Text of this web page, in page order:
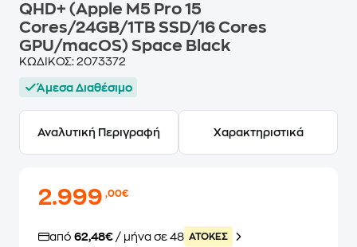
QHD+ (Apple M5 Pro 15
Cores/24GB/1TB SSD/16 Cores
GPU/macOS) Space Black
ΚΩΔΙΚΟΣ: 2073372
Άμεσα Διαθέσιμο
Αναλυτική Περιγραφή Χαρακτηριστικά
2.999,00€
από 62,48€ / μήνα σε 48 ATOKEΣ